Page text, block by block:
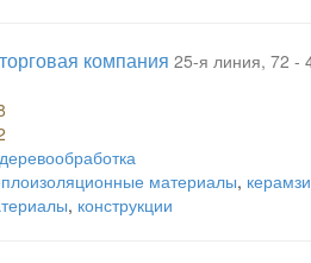
компания 25-я линия, 72 -
материалы,
, конструкции